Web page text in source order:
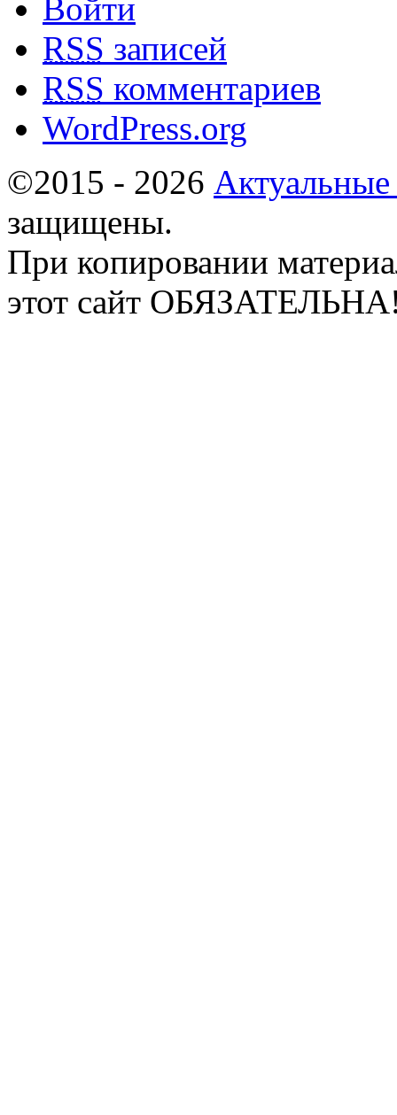
Войти
RSS записей
RSS комментариев
WordPress.org
©2015 - 2026
защищены.
При копировании
этот сайт